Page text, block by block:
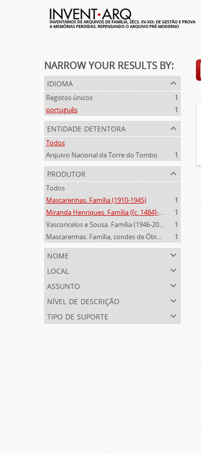
NARROW YOUR RESULTS BY:
idioma
Registos únicos
1
português
1
entidade detentora
Todos
Arquivo Nacional da Torre do Tombo
1
produtor
Todos
Mascarenhas. Família (1910-1945)
1
Miranda Henriques. Família ([c. 1484]-[c.1745])
1
Vasconcelos e Sousa. Família (1946-2006)
1
Mascarenhas. Família, condes de Óbidos, Palma e Sabugal (1669-1910)
1
nome
local
assunto
nível de descrição
tipo de suporte